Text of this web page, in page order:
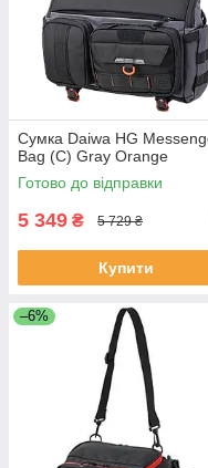
Сумка Daiwa HG
Bag (C) Gray Orange
Готово до відправки
5 349 ₴ 5 729 ₴
Купити
–6%